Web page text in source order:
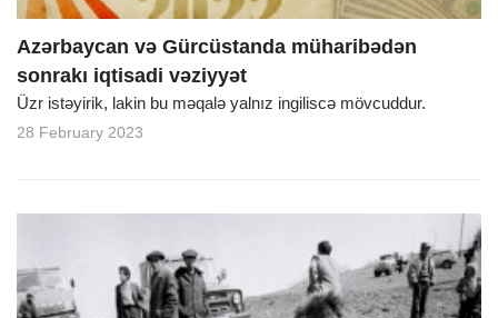
Azərbaycan və Gürcüstanda müharibədən
sonrakı iqtisadi vəziyyət
Üzr istəyirik, lakin bu məqalə yalnız ingiliscə mövcuddur.
28 February 2023